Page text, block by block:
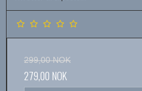
299,00 NOK
279,00 NOK